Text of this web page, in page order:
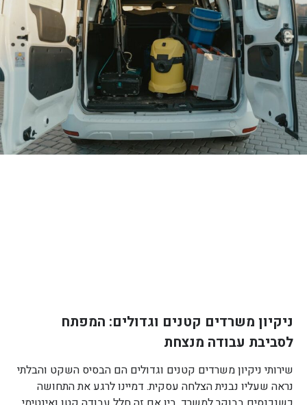
ניקיון משרדים קטנים וגדולים: המפתח
לסביבת עבודה מנצחת
שירותי ניקיון משרדים קטנים וגדולים הם הבסיס השקט והבלתי
נראה שעליו נבנית הצלחה עסקית. דמיינו לרגע את התחושה